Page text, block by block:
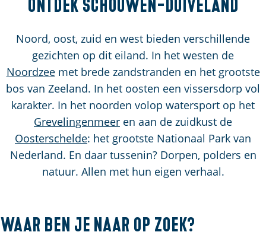
e
Noord, oost, zuid en west bieden verschillende
gezichten op dit eiland. In het westen de
Noordzeemet brede zandstranden en het grootste
bos van Zeeland. In het oosten een vissersdorp vol
karakter. In het noorden volop watersport op het
Grevelingenmeer en aan de zuidkust de
Oosterschelde: het grootste Nationaal Park van
Nederland. En daar tussenin? Dorpen, polders en
natuur. Allen met hun eigen verhaal.
Waar ben je naar op zoek?